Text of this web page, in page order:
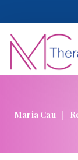
Maria Cau |